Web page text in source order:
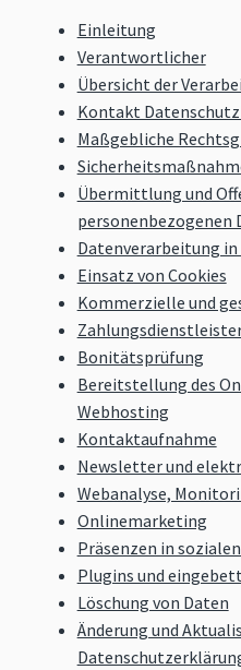
Einleitung
Verantwortlicher
Übersicht der
Kontakt
Maßgebliche
Übermittlung und
personenbezogenen
Datenverarbeitung
Einsatz von Cookies
Kommerzielle und
Bonitätsprüfung
Bereitstellung des
Webhosting
Kontaktaufnahme
Newsletter und
Webanalyse,
Onlinemarketing
Präsenzen in
Plugins und
Löschung von Daten
Änderung und